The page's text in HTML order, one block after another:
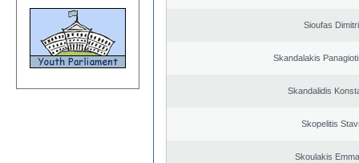
Sioufas
Skandalakis
Skandalidis
Skopelitis
Skoulakis